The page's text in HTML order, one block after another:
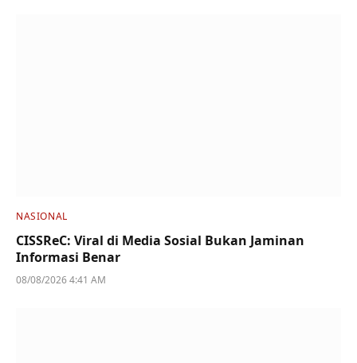
NASIONAL
CISSReC: Viral di Media Sosial Bukan Jaminan
Informasi Benar
08/08/2026 4:41 AM